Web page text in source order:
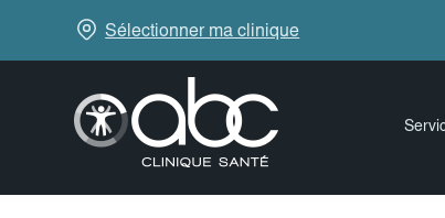
Sélectionner ma clinique